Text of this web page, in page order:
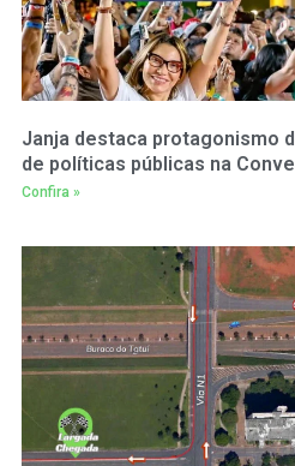
Janja destaca protagonismo
de políticas públicas na
Confira »